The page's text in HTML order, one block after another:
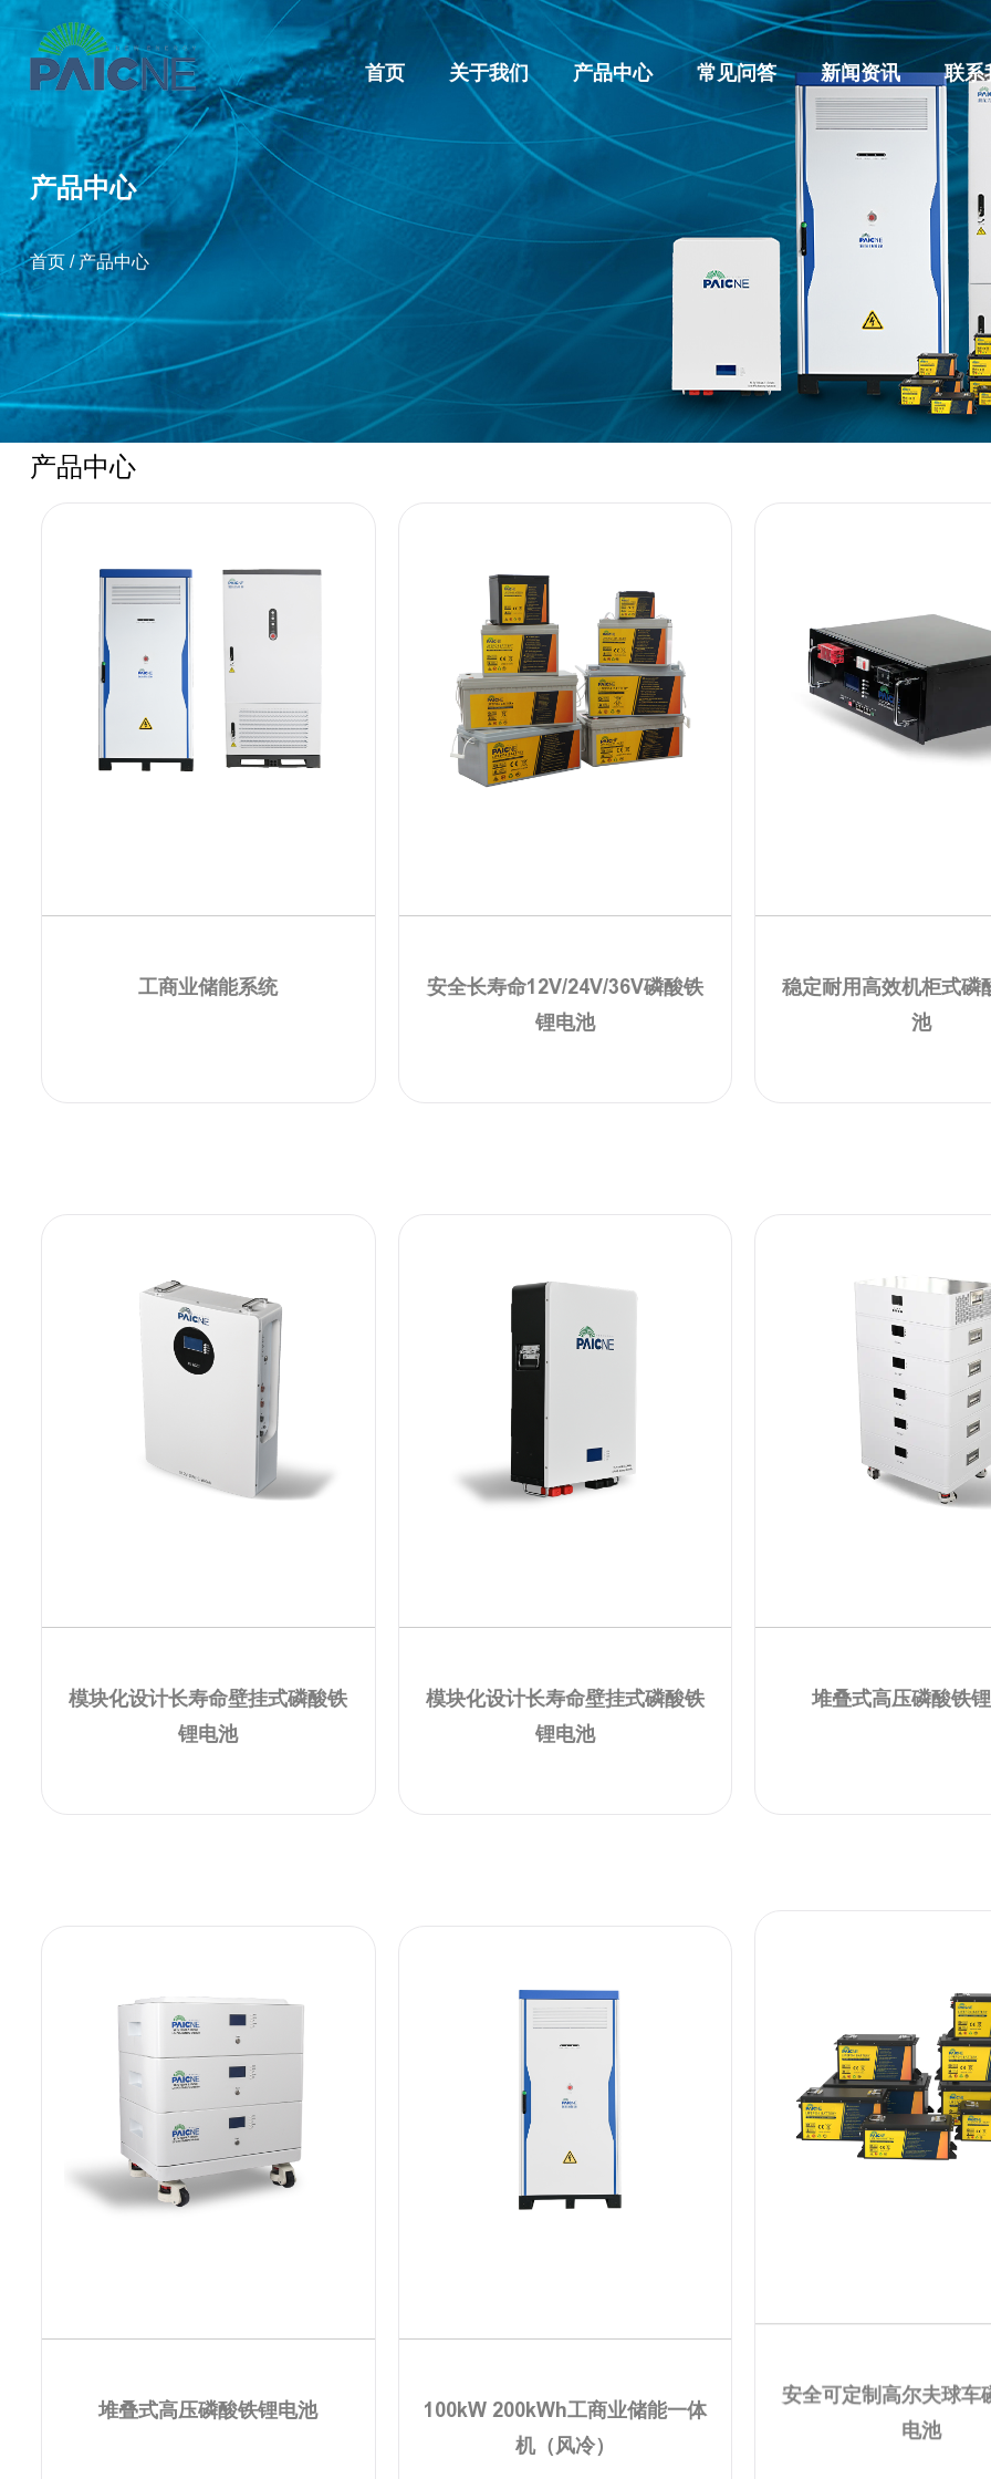
首页 关于我们 产品中心 常见问答 新闻资讯 联系
产品中心
首页 /产品中心
产品中心
工商业储能系统
安全长寿命12V/24V/36V磷酸铁
锂电池
稳定耐用高效机柜式磷
池
模块化设计长寿命壁挂式磷酸铁
锂电池
模块化设计长寿命壁挂式磷酸铁
锂电池
堆叠式高压磷酸铁
堆叠式高压磷酸铁锂电池
100kW 200kWh工商业储能一体
机（风冷）
安全可定制高尔夫球车
电池